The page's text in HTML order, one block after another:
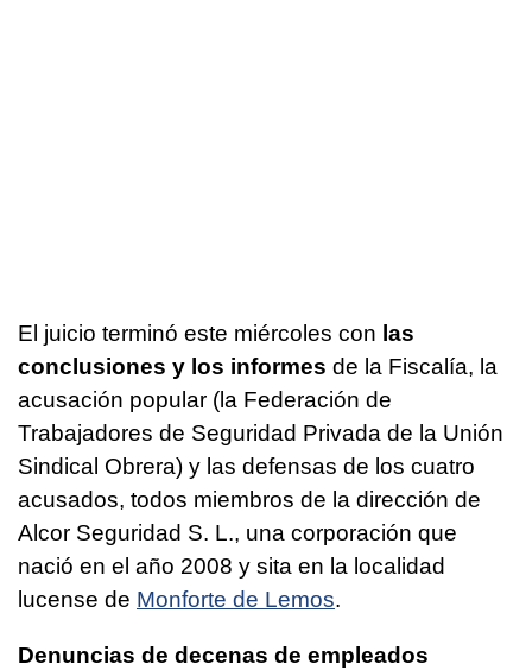
El juicio terminó este miércoles con las
conclusiones y los informes de la Fiscalía, la
acusación popular (la Federación de
Trabajadores de Seguridad Privada de la Unión
Sindical Obrera) y las defensas de los cuatro
acusados, todos miembros de la dirección de
Alcor Seguridad S. L., una corporación que
nació en el año 2008 y sita en la localidad
lucense de Monforte de Lemos.
Denuncias de decenas de empleados